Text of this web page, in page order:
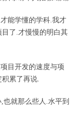
能学懂的学科.我才
了.才慢慢的明白其
目开发的速度与项
积累了再说.
也就那么些人.水平到